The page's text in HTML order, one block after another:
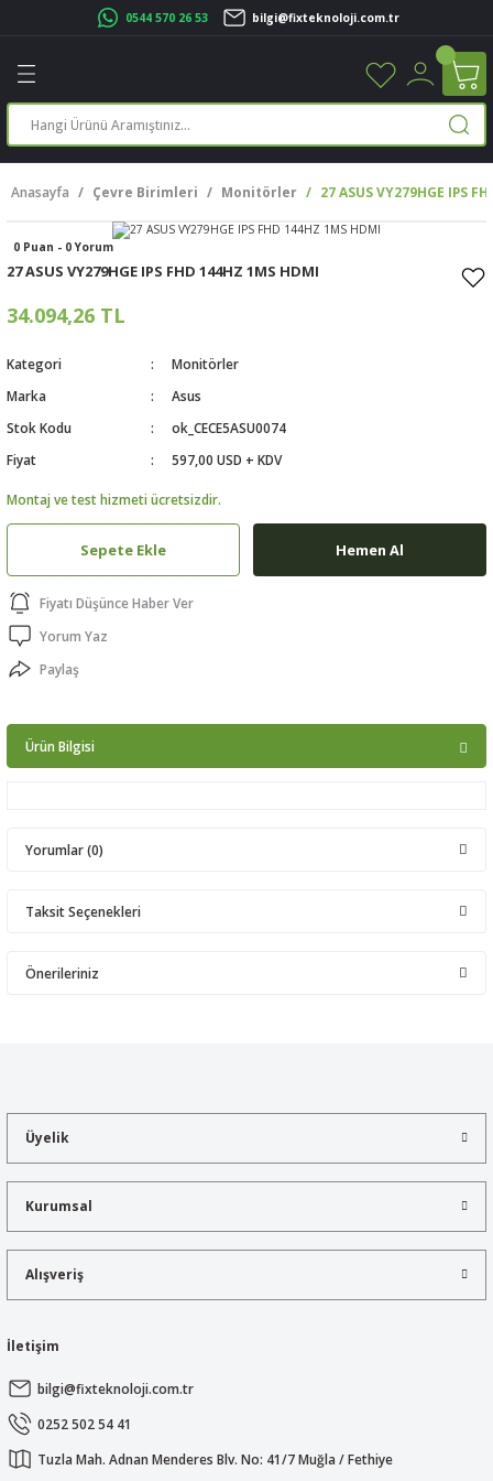
0544 570 26 53 bilgi@fixteknoloji.com.tr
Geri Dön
Geri Dön
Geri Dön
Yazıcı
Geri Dön
Geri Dön
Geri Dön
Geri Dön
Geri Dön
Anasayfa Çevre Birimleri Monitörler 27 ASUS VY279HGE IPS
0 Puan - 0 Yorum
27 ASUS VY279HGE IPS FHD 144HZ 1MS HDMI
34.094,26 TL
Kategori
Monitörler
Marka
Asus
Stok Kodu
ok_CECE5ASU0074
Fiyat
597,00 USD + KDV
Montaj ve test hizmeti ücretsizdir.
Sepete Ekle Hemen Al
Fiyatı Düşünce Haber Ver
Yorum Yaz
Paylaş
Ürün Bilgisi
Yorumlar (0)
Taksit Seçenekleri
Önerileriniz
Ürün açıklamasında eksik bilgiler bulunuyor.
Ürün bilgilerinde hatalar bulunuyor.
Bu ürüne benzer farklı alternatifler olmalı.
Üyelik
Kurumsal
Alışveriş
İletişim
bilgi@fixteknoloji.com.tr
0252 502 54 41
Tuzla Mah. Adnan Menderes Blv. No: 41/7 Muğla / Fethiye